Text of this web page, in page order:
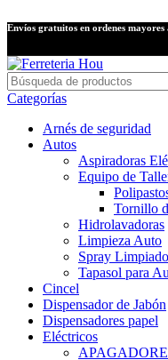
Envíos gratuitos en ordenes mayores
Categorías
Arnés de seguridad
Autos
Aspiradoras
Equipo de
Tornillo
Hidrolavadoras
Limpieza Auto
Spray
Tapasol para
Cincel
Dispensador de Jabón
Dispensadores papel
Eléctricos